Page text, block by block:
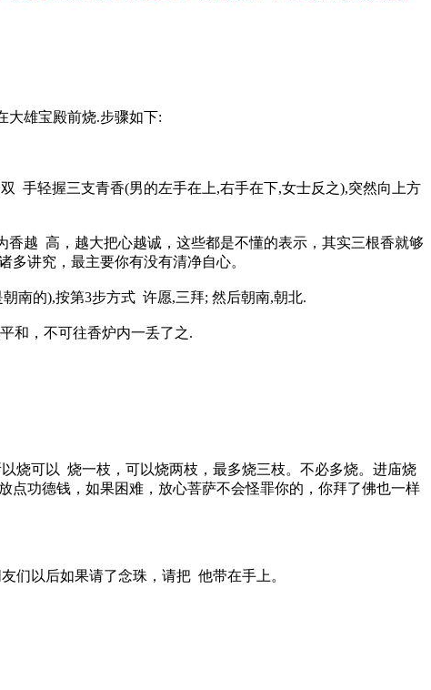
大雄宝殿前烧.步骤如下:
手轻握三支青香(男的左手在上,右手在下,女士反之),突然向上方
越 高，越大把心越诚，这些都是不懂的表示，其实三根香就够
讲究，最主要你有没有清净自心。
南的),按第3步方式 许愿,三拜; 然后朝南,朝北.
和，不可往香炉内一丢了之.
烧可以 烧一枝，可以烧两枝，最多烧三枝。不必多烧。进庙烧
功德钱，如果困难，放心菩萨不会怪罪你的，你拜了佛也一样
们以后如果请了念珠，请把 他带在手上。